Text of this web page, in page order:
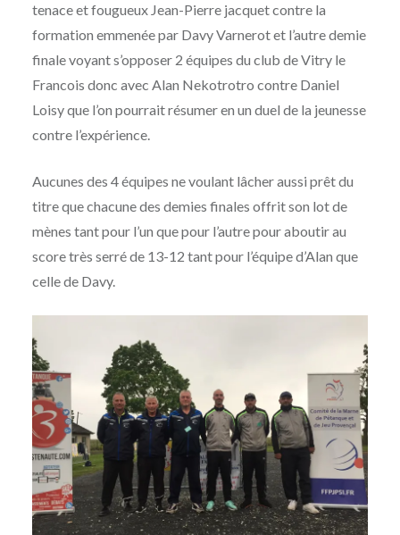
tenace et fougueux Jean-Pierre jacquet contre la
formation emmenée par Davy Varnerot et l’autre demie
finale voyant s’opposer 2 équipes du club de Vitry le
Francois donc avec Alan Nekotrotro contre Daniel
Loisy que l’on pourrait résumer en un duel de la jeunesse
contre l’expérience.
Aucunes des 4 équipes ne voulant lâcher aussi prêt du
titre que chacune des demies finales offrit son lot de
mènes tant pour l’un que pour l’autre pour aboutir au
score très serré de 13-12 tant pour l’équipe d’Alan que
celle de Davy.